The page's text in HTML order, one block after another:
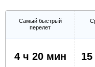
Самый быстрый
перелет
4 ч 20 мин